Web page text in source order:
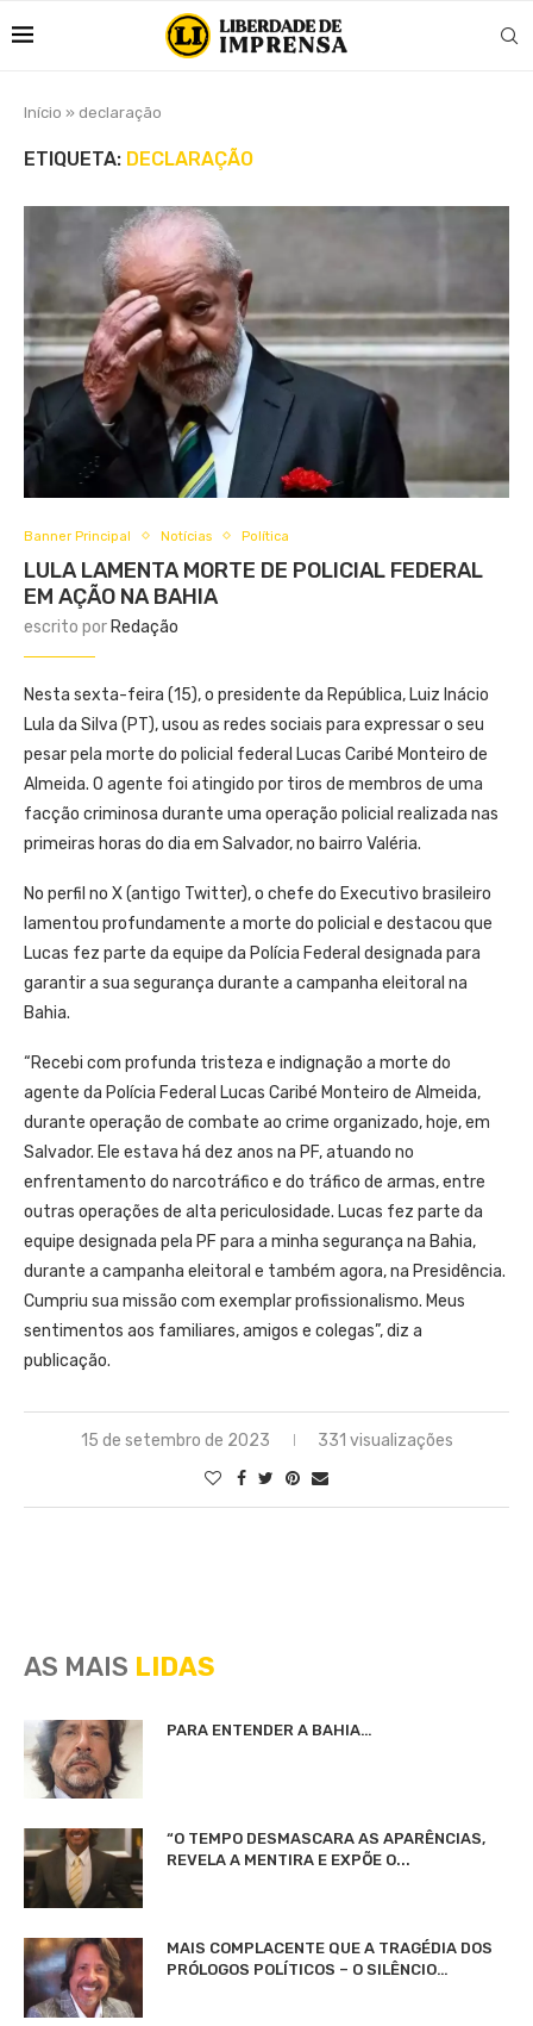
Início » declaração
ETIQUETA: DECLARAÇÃO
Banner Principal Notícias Política
LULA LAMENTA MORTE DE POLICIAL FEDERAL
EM AÇÃO NA BAHIA
escrito por Redação
Nesta sexta-feira (15), o presidente da República, Luiz Inácio
Lula da Silva (PT), usou as redes sociais para expressar o seu
pesar pela morte do policial federal Lucas Caribé Monteiro de
Almeida. O agente foi atingido por tiros de membros de uma
facção criminosa durante uma operação policial realizada nas
primeiras horas do dia em Salvador, no bairro Valéria.
No perfil no X (antigo Twitter), o chefe do Executivo brasileiro
lamentou profundamente a morte do policial e destacou que
Lucas fez parte da equipe da Polícia Federal designada para
garantir a sua segurança durante a campanha eleitoral na
Bahia.
“Recebi com profunda tristeza e indignação a morte do
agente da Polícia Federal Lucas Caribé Monteiro de Almeida,
durante operação de combate ao crime organizado, hoje, em
Salvador. Ele estava há dez anos na PF, atuando no
enfrentamento do narcotráfico e do tráfico de armas, entre
outras operações de alta periculosidade. Lucas fez parte da
equipe designada pela PF para a minha segurança na Bahia,
durante a campanha eleitoral e também agora, na Presidência.
Cumpriu sua missão com exemplar profissionalismo. Meus
sentimentos aos familiares, amigos e colegas”, diz a
publicação.
15 de setembro de 2023 331 visualizações
AS MAIS LIDAS
PARA ENTENDER A BAHIA…
“O TEMPO DESMASCARA AS APARÊNCIAS,
REVELA A MENTIRA E EXPÕE O...
MAIS COMPLACENTE QUE A TRAGÉDIA DOS
PRÓLOGOS POLÍTICOS – O SILÊNCIO…